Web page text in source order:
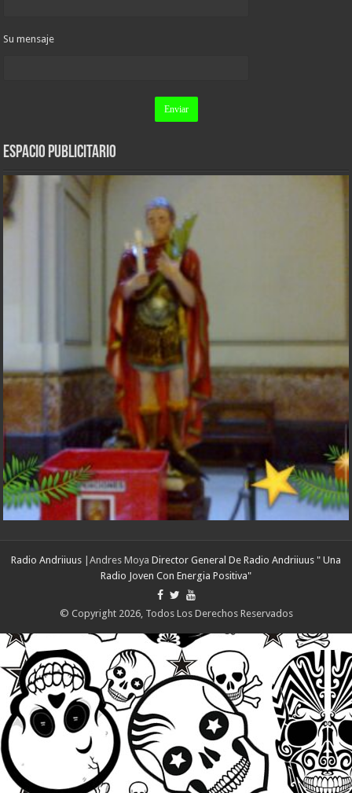
Su mensaje
ESPACIO PUBLICITARIO
Radio Andriiuus |Andres Moya Director General De Radio Andriiuus " Una
Radio Joven Con Energia Positiva"
© Copyright 2026, Todos Los Derechos Reservados